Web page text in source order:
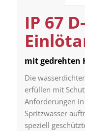
IP 67
mit gedrehten
Die
erfüllen mit
Anforderungen
Spritzwasser
speziell